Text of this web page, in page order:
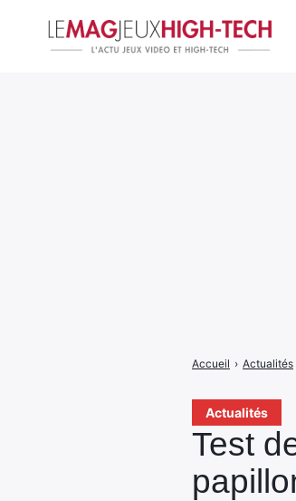
Actualités
Test
Accueil › Actualités